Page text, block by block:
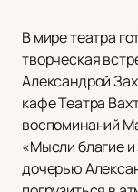
В мире театра
творческая
Александрой
кафе Театра
воспоминаний
«Мысли благие
дочерью